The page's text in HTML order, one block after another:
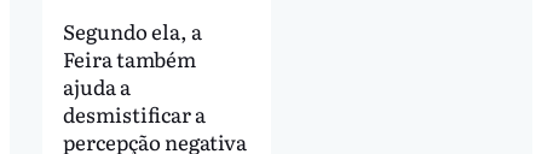
Segundo ela, a
Feira também
ajuda a
desmistificar a
percepção negativa